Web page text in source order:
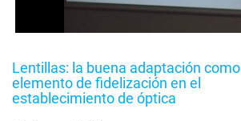
Lentillas: la buena adaptación como
elemento de fidelización en el
establecimiento de óptica